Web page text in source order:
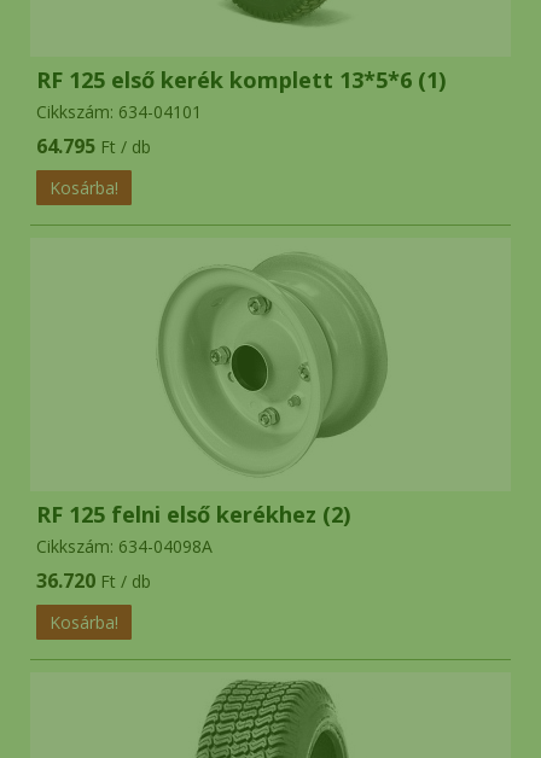
RF 125 első kerék komplett 13*5*6 (1)
Cikkszám: 634-04101
64.795 Ft / db
RF 125 felni első kerékhez (2)
Cikkszám: 634-04098A
36.720 Ft / db